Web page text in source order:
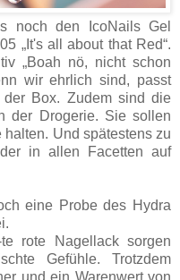
noch den IcoNails Gel
„It's all about that Red“.
„Boah nö, nicht schon
wir ehrlich sind, passt
Box. Zudem sind die
der Drogerie. Sie sollen
halten. Und spätestens zu
in allen Facetten auf
eine Probe des Hydra
rote Nagellack sorgen
Gefühle. Trotzdem